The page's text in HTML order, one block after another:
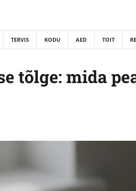
TERVIS KODU AED TOIT
tõlge: mida